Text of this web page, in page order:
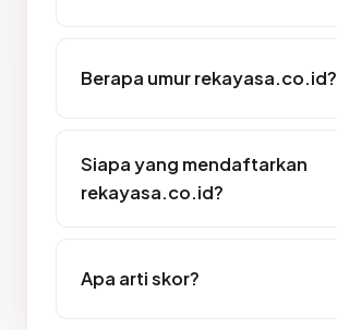
Berapa umur rekayasa.co.id?
Siapa yang mendaftarkan
rekayasa.co.id?
Apa arti skor?